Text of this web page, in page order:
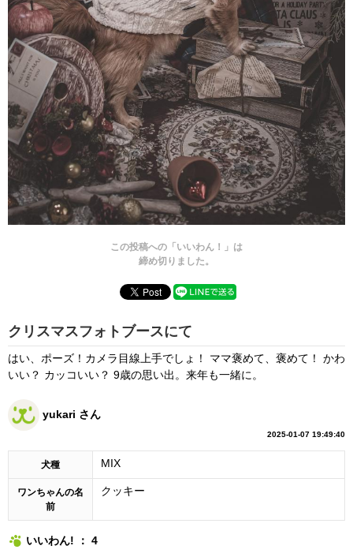
この投稿への「いいわん！」は
締め切りました。
クリスマスフォトブースにて
はい、ポーズ！カメラ目線上手でしょ！ ママ褒めて、褒めて！ かわ
いい？ カッコいい？ 9歳の思い出。来年も一緒に。
yukari さん
2025-01-07 19:49:40
犬種 MIX
ワンちゃんの名
前
クッキー
いいわん! ： 4